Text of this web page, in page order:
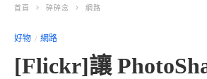
首頁 碎碎念 網路
好物 網路
[Flickr]讓